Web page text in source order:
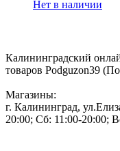
Нет в наличии
Калининградский
товаров Podguzon39
Магазины:
г. Калининград,
20:00; Сб: 11:00-20:00;